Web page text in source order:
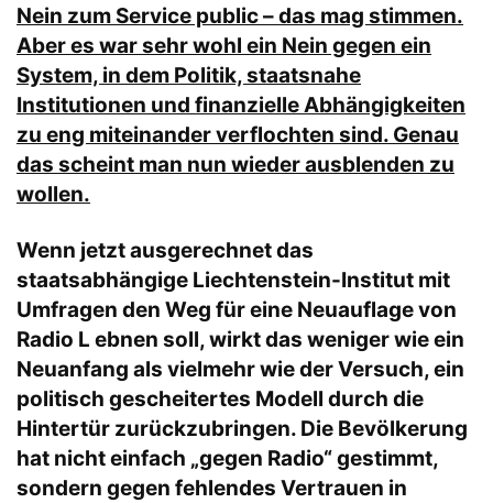
Nein zum Service public – das mag stimmen.
Aber es war sehr wohl ein Nein gegen ein
System, in dem Politik, staatsnahe
Institutionen und finanzielle Abhängigkeiten
zu eng miteinander verflochten sind. Genau
das scheint man nun wieder ausblenden zu
wollen.
Wenn jetzt ausgerechnet das
staatsabhängige Liechtenstein-Institut mit
Umfragen den Weg für eine Neuauflage von
Radio L ebnen soll, wirkt das weniger wie ein
Neuanfang als vielmehr wie der Versuch, ein
politisch gescheitertes Modell durch die
Hintertür zurückzubringen. Die Bevölkerung
hat nicht einfach „gegen Radio“ gestimmt,
sondern gegen fehlendes Vertrauen in